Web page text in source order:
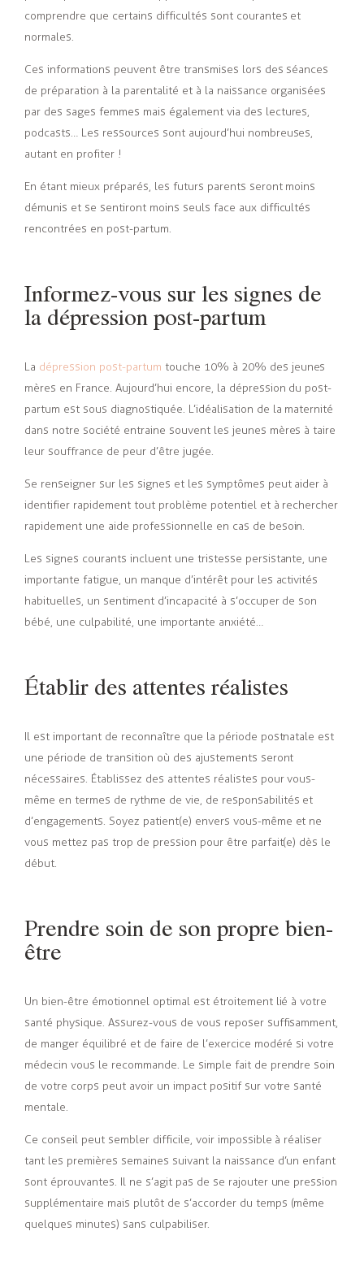
comprendre que certains difficultés sont courantes et
normales.
Ces informations peuvent être transmises lors des séances
de préparation à la parentalité et à la naissance organisées
par des sages femmes mais également via des lectures,
podcasts… Les ressources sont aujourd’hui nombreuses,
autant en profiter !
En étant mieux préparés, les futurs parents seront moins
démunis et se sentiront moins seuls face aux difficultés
rencontrées en post-partum.
Informez-vous sur les signes de
la dépression post-partum
La dépression post-partum touche 10% à 20% des jeunes
mères en France. Aujourd’hui encore, la dépression du post-
partum est sous diagnostiquée. L’idéalisation de la maternité
dans notre société entraine souvent les jeunes mères à taire
leur souffrance de peur d’être jugée.
Se renseigner sur les signes et les symptômes peut aider à
identifier rapidement tout problème potentiel et à rechercher
rapidement une aide professionnelle en cas de besoin.
Les signes courants incluent une tristesse persistante, une
importante fatigue, un manque d’intérêt pour les activités
habituelles, un sentiment d’incapacité à s’occuper de son
bébé, une culpabilité, une importante anxiété…
Établir des attentes réalistes
Il est important de reconnaître que la période postnatale est
une période de transition où des ajustements seront
nécessaires. Établissez des attentes réalistes pour vous-
même en termes de rythme de vie, de responsabilités et
d’engagements. Soyez patient(e) envers vous-même et ne
vous mettez pas trop de pression pour être parfait(e) dès le
début.
Prendre soin de son propre bien-
être
Un bien-être émotionnel optimal est étroitement lié à votre
santé physique. Assurez-vous de vous reposer suffisamment,
de manger équilibré et de faire de l’exercice modéré si votre
médecin vous le recommande. Le simple fait de prendre soin
de votre corps peut avoir un impact positif sur votre santé
mentale.
Ce conseil peut sembler difficile, voir impossible à réaliser
tant les premières semaines suivant la naissance d’un enfant
sont éprouvantes. Il ne s’agit pas de se rajouter une pression
supplémentaire mais plutôt de s’accorder du temps (même
quelques minutes) sans culpabiliser.